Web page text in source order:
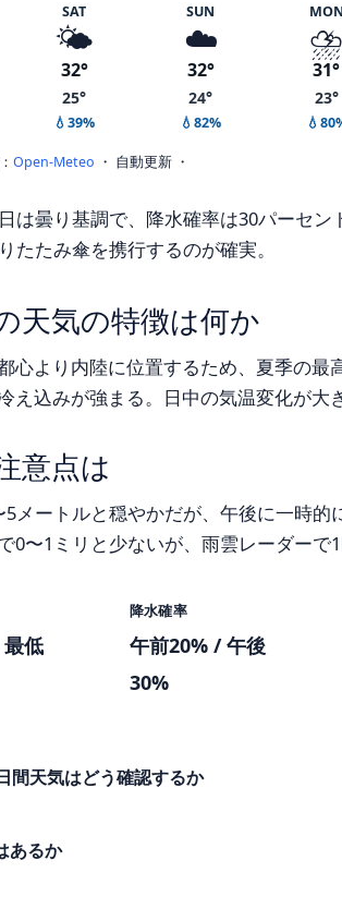
SAT
🌤️
32°
25°
💧39%
SUN
☁️
32°
24°
💧82%
MON
⛈️
31°
23°
Open-Meteo ・ 自動更新 ・
は曇り基調で、降水確率は30パーセン
たたみ傘を携行するのが確実。
天気の特徴は何か
心より内陸に位置するため、夏季の最
え込みが強まる。日中の気温変化が大
意点は
メートルと穏やかだが、午後に一時的
0〜1ミリと少ないが、雨雲レーダーで
低
降水確率
午前20% / 午後
30%
間天気はどう確認するか
あるか